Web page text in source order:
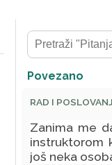
Povezano
RAD I
Zanima me
instruktorom
još neka